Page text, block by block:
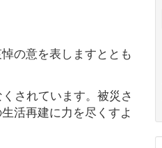
の意を表しますととも
されています。被災さ
活再建に力を尽くすよ